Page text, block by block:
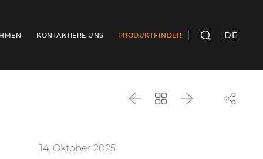
KONTAKTIERE UNS PRODUKTFINDER SUCHEN
DE
ZurückZurückWeiter
14. Oktober 2025